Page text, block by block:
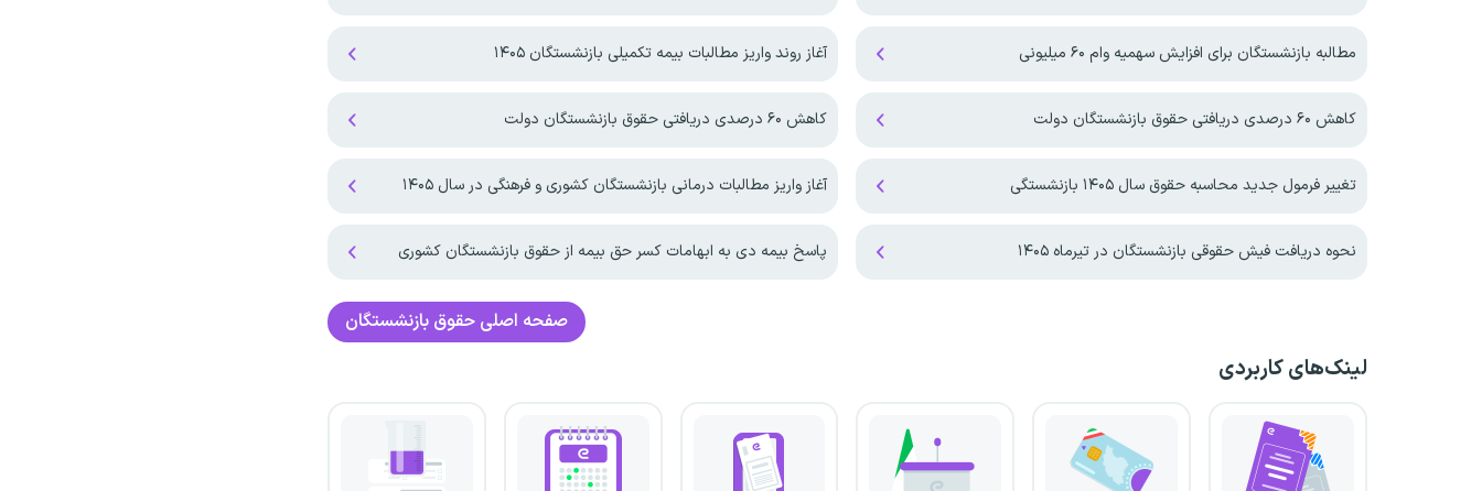
مطالبه بازنشستگان برای افزایش سهمیه‌ وام ۶۰ میلیونی آغاز روند واریز مطالبات بیمه تکمیلی بازنشستگان ۱۴۰۵
کاهش ۶۰ درصدی دریافتی حقوق بازنشستگان دولت کاهش ۶۰ درصدی دریافتی حقوق بازنشستگان دولت
تغییر فرمول جدید محاسبه حقوق سال ۱۴۰۵ بازنشستگی آغاز واریز مطالبات درمانی بازنشستگان کشوری و فرهنگی در سال ۱۴۰۵
نحوه دریافت فیش حقوقی بازنشستگان در تیرماه ۱۴۰۵ پاسخ بیمه دی به ابهامات کسر حق بیمه از حقوق بازنشستگان کشوری
صفحه اصلیحقوق بازنشستگان
لینک‌های کاربردی